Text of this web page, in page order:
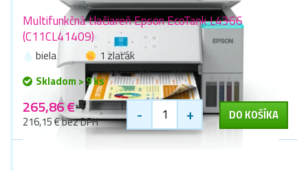
Multifunkčná tlačiareň Epson EcoTank L4366
(C11CL41409)
biela
1 zlaťák
Skladom > 9 ks
265,86 €
216,15 € bez DPH - + DO KOŠÍKA